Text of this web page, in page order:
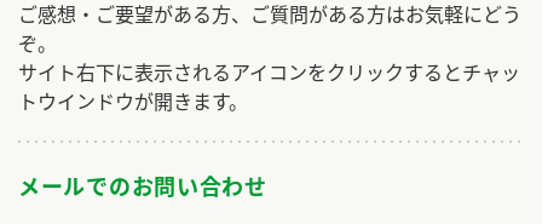
ご感想・ご要望がある方、ご質問がある方はお気軽にどう
ぞ。
サイト右下に表示されるアイコンをクリックするとチャッ
トウインドウが開きます。
メールでのお問い合わせ